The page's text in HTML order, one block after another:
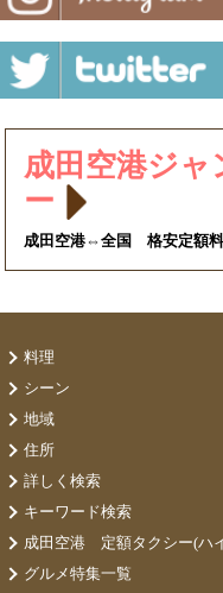
成田空港ジ
ー
成田空港⇔全国 格安定額料
料理
シーン
地域
住所
詳しく検索
キーワード検索
成田空港 定額タクシー(ハ
グルメ特集一覧